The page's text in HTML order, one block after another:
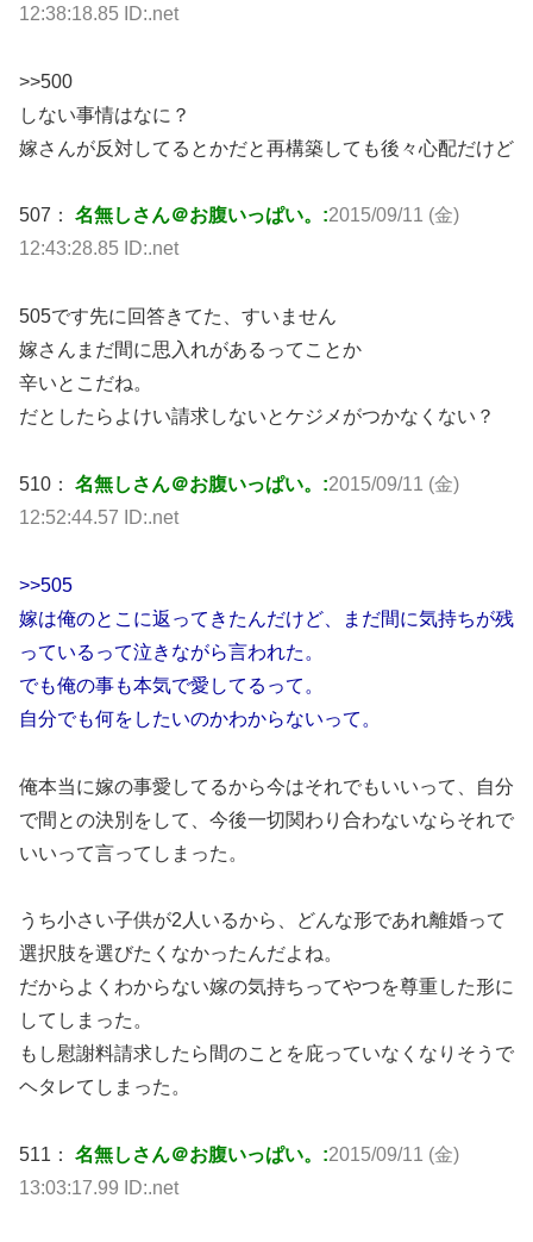
12:38:18.85 ID:.net
>>500
しない事情はなに？
嫁さんが反対してるとかだと再構築しても後々心配だけど
507： 名無しさん＠お腹いっぱい。:2015/09/11 (金)
12:43:28.85 ID:.net
505です先に回答きてた、すいません
嫁さんまだ間に思入れがあるってことか
辛いとこだね。
だとしたらよけい請求しないとケジメがつかなくない？
510： 名無しさん＠お腹いっぱい。:2015/09/11 (金)
12:52:44.57 ID:.net
>>505
嫁は俺のとこに返ってきたんだけど、まだ間に気持ちが残
っているって泣きながら言われた。
でも俺の事も本気で愛してるって。
自分でも何をしたいのかわからないって。
俺本当に嫁の事愛してるから今はそれでもいいって、自分
で間との決別をして、今後一切関わり合わないならそれで
いいって言ってしまった。
うち小さい子供が2人いるから、どんな形であれ離婚って
選択肢を選びたくなかったんだよね。
だからよくわからない嫁の気持ちってやつを尊重した形に
してしまった。
もし慰謝料請求したら間のことを庇っていなくなりそうで
ヘタレてしまった。
511： 名無しさん＠お腹いっぱい。:2015/09/11 (金)
13:03:17.99 ID:.net